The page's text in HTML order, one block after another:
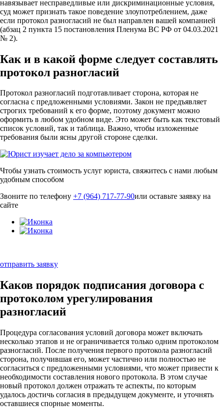
навязывает несправедливые или дискриминационные условия,
суд может признать такое поведение злоупотреблением, даже
если протокол разногласий не был направлен вашей компанией
(абзац 2 пункта 15 постановления Пленума ВС РФ от 04.03.2021
№ 2).
Как и в какой форме следует составлять
протокол разногласий
Протокол разногласий подготавливает сторона, которая не
согласна с предложенными условиями. Закон не предъявляет
строгих требований к его форме, поэтому документ можно
оформить в любом удобном виде. Это может быть как текстовый
список условий, так и таблица. Важно, чтобы изложенные
требования были ясны другой стороне сделки.
Чтобы узнать стоимость услуг юриста, свяжитесь с нами любым
удобным способом
Звоните по телефону +7 (964) 717-77-90или оставьте заявку на
сайте
отправить заявку
Каков порядок подписания договора с
протоколом урегулирования
разногласий
Процедура согласования условий договора может включать
несколько этапов и не ограничивается только одним протоколом
разногласий. После получения первого протокола разногласий
сторона, получившая его, может частично или полностью не
согласиться с предложенными условиями, что может привести к
необходимости составления нового протокола. В этом случае
новый протокол должен отражать те аспекты, по которым
удалось достичь согласия в предыдущем документе, и уточнять
оставшиеся спорные моменты.